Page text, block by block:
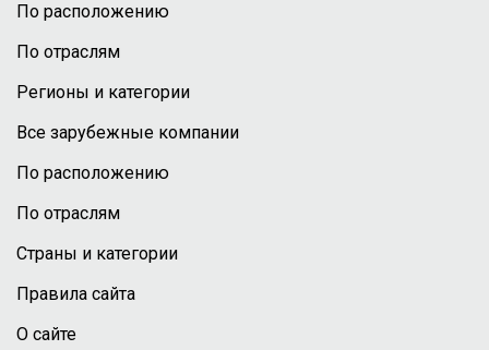
По расположению
По отраслям
Регионы и категории
Все зарубежные компании
По расположению
По отраслям
Страны и категории
Правила сайта
О сайте